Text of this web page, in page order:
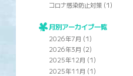
コロナ感染防止対策 (1)
月別アーカイブ一覧
2026年7月 (1)
2026年3月 (2)
2025年12月 (1)
2025年11月 (1)